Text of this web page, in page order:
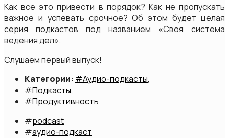
Как все это привести в порядок? Как не пропускать
важное и успевать срочное? Об этом будет целая
серия подкастов под названием «Своя система
ведения дел».
Слушаем первый выпуск!
Категории: #Аудио-подкасты,
#Подкасты,
#Продуктивность
#podcast
#аудио-подкаст